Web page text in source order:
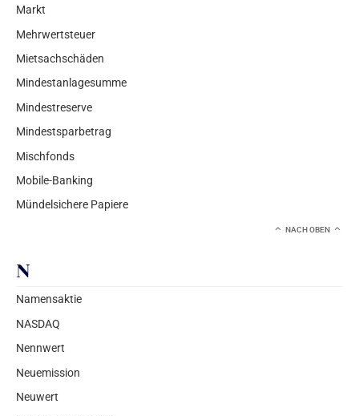
Markt
Mehrwertsteuer
Mietsachschäden
Mindestanlagesumme
Mindestreserve
Mindestsparbetrag
Mischfonds
Mobile-Banking
Mündelsichere Papiere
NACH OBEN
N
Namensaktie
NASDAQ
Nennwert
Neuemission
Neuwert